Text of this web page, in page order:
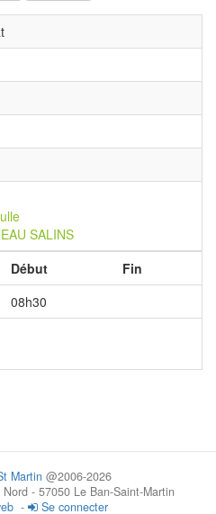
SALINS
Début
Fin
08h30
Martin@2006-2026
- 57050 Le Ban-Saint-Martin
- Se connecter